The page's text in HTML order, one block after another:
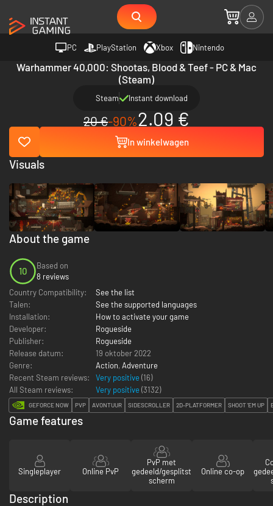
PC PlayStation Xbox Nintendo
Warhammer 40,000: Shootas, Blood & Teef - PC & Mac
(Steam)
Steam Instant download
20 €-90%2.09 €
In winkelwagen
About the game
10
Based on
8 reviews
Country Compatibility:
See the list
Talen:
See the supported languages
Installation:
How to activate your game
Developer:
Rogueside
Publisher:
Rogueside
Release datum:
19 oktober 2022
Genre:
Action, Adventure
Recent Steam reviews:
Very positive (16)
All Steam reviews:
Very positive (3132)
GEFORCE NOW PVP AVONTUUR SIDESCROLLER 2D-PLATFORMER SHOOT 'EM UP
Visuals
Game features
Singleplayer Online PvP
PvP met
gedeeld/gesplitst
scherm
Online co-op
Description